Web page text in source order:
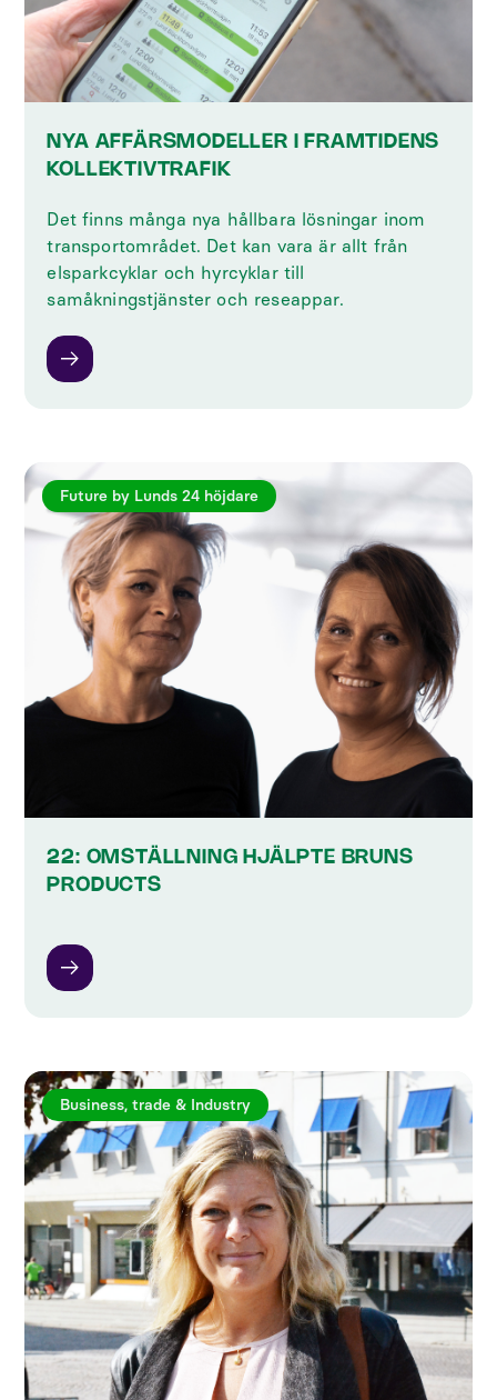
NYA AFFÄRSMODELLER I FRAMTIDENS
KOLLEKTIVTRAFIK
Det finns många nya hållbara lösningar inom
transportområdet. Det kan vara är allt från
elsparkcyklar och hyrcyklar till
samåkningstjänster och reseappar.
Future by Lunds 24 höjdare
22: OMSTÄLLNING HJÄLPTE BRUNS
PRODUCTS
Business, trade & Industry